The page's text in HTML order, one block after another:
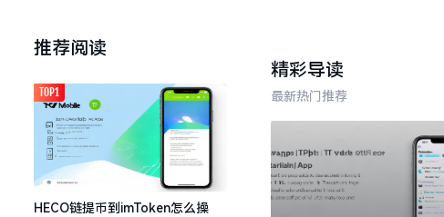
推荐阅读
HECO链提币到imToken怎么操
TOP1
精彩导读
最新热门推荐